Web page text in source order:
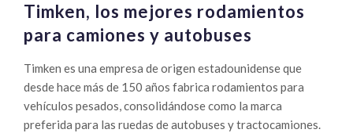
Timken, los mejores rodamientos
para camiones y autobuses
Timken es una empresa de origen estadounidense que
desde hace más de 150 años fabrica rodamientos para
vehículos pesados, consolidándose como la marca
preferida para las ruedas de autobuses y tractocamiones.